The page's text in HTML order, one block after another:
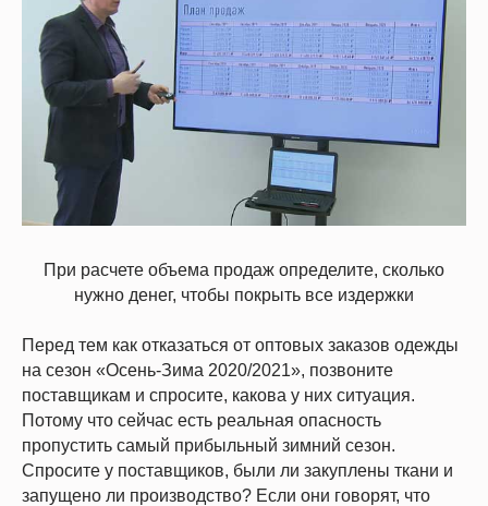
При расчете объема продаж определите, сколько
нужно денег, чтобы покрыть все издержки
Перед тем как отказаться от оптовых заказов одежды
на сезон «Осень-Зима 2020/2021», позвоните
поставщикам и спросите, какова у них ситуация.
Потому что сейчас есть реальная опасность
пропустить самый прибыльный зимний сезон.
Спросите у поставщиков, были ли закуплены ткани и
запущено ли производство? Если они говорят, что